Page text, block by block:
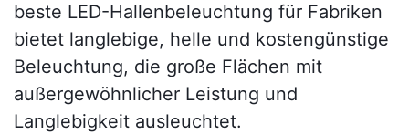
beste LED-Hallenbeleuchtung für Fabriken
bietet langlebige, helle und kostengünstige
Beleuchtung, die große Flächen mit
außergewöhnlicher Leistung und
Langlebigkeit ausleuchtet.